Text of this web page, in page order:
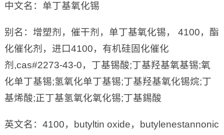
中文名：单丁基氧化锡
别名：增塑剂，催干剂，单丁基氧化锡， 4100，酯
化催化剂，进口4100，有机硅固化催化
剂,cas#2273-43-0，丁基锡酸;丁基羟基氧基锡;氧
化单丁基锡;氢氧化单丁基锡;丁基羟基氧化锡烷;丁
基烯酸;正丁基氢氧化氧化锡;丁基錫酸
英文名：4100，butyltin oxide，butylenestannonic